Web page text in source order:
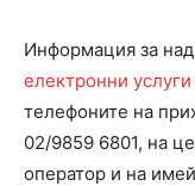
Информация за
електронни
телефоните на
02/9859 6801, на
оператор и на